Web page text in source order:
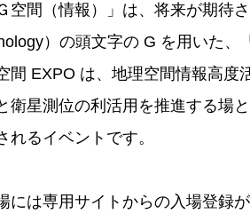
空間（情報）」は、将来が期待
）の頭文字の G を用いた、
間 EXPO は、地理空間情報高度
衛星測位の利活用を推進する場
れるイベントです。
には専用サイトからの入場登録